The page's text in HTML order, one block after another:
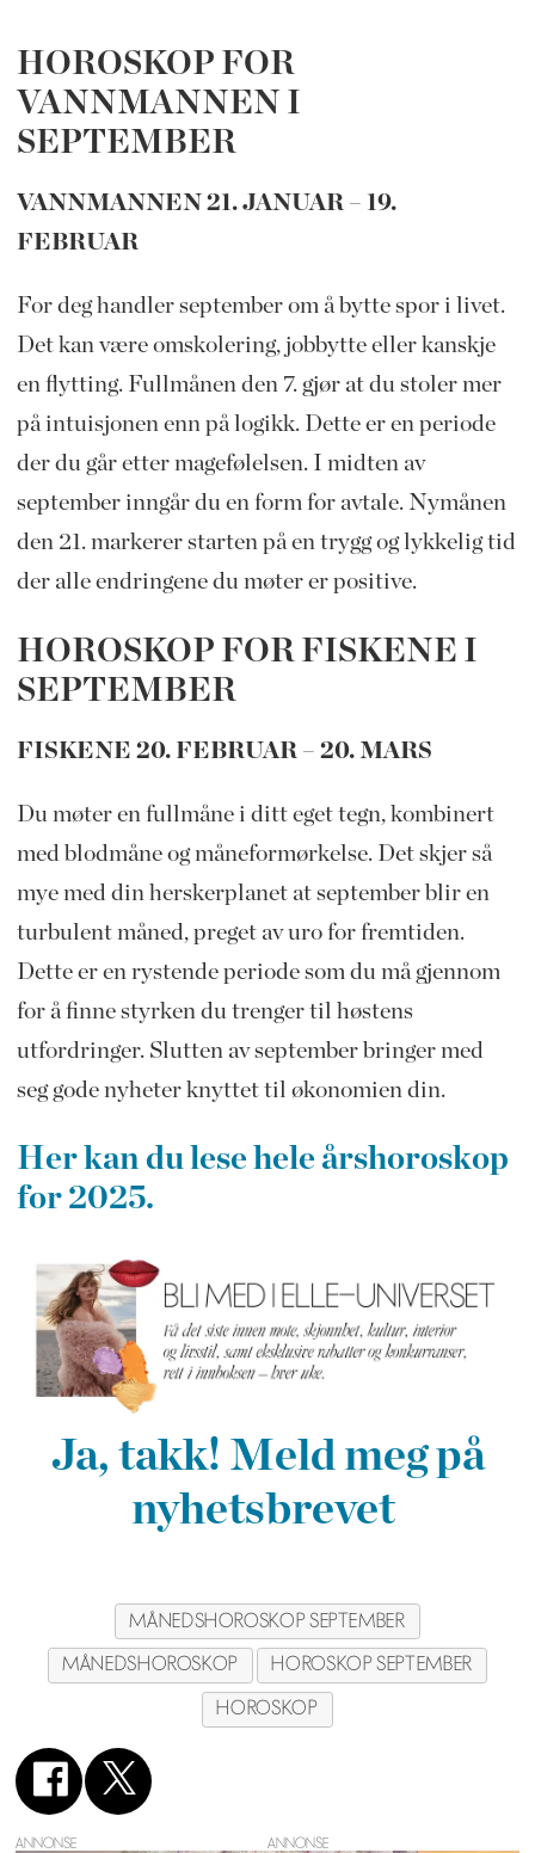
HOROSKOP FOR
VANNMANNEN I
SEPTEMBER
VANNMANNEN 21. JANUAR – 19.
FEBRUAR
For deg handler september om å bytte spor i livet.
Det kan være omskolering, jobbytte eller kanskje
en flytting. Fullmånen den 7. gjør at du stoler mer
på intuisjonen enn på logikk. Dette er en periode
der du går etter magefølelsen. I midten av
september inngår du en form for avtale. Nymånen
den 21. markerer starten på en trygg og lykkelig tid
der alle endringene du møter er positive.
HOROSKOP FOR FISKENE I
SEPTEMBER
FISKENE 20. FEBRUAR – 20. MARS
Du møter en fullmåne i ditt eget tegn, kombinert
med blodmåne og måneformørkelse. Det skjer så
mye med din herskerplanet at september blir en
turbulent måned, preget av uro for fremtiden.
Dette er en rystende periode som du må gjennom
for å finne styrken du trenger til høstens
utfordringer. Slutten av september bringer med
seg gode nyheter knyttet til økonomien din.
Her kan du lese hele årshoroskop
for 2025.
Ja, takk! Meld meg på
nyhetsbrevet
MÅNEDSHOROSKOP SEPTEMBER
MÅNEDSHOROSKOP
HOROSKOP SEPTEMBER
HOROSKOP
ANNONSE